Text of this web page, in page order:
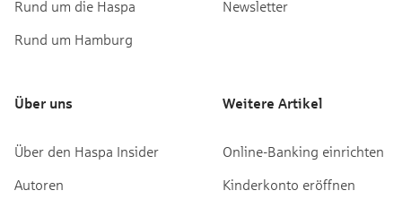
Rund um die Haspa
Rund um Hamburg
Newsletter
Über uns
Über den Haspa Insider
Autoren
Weitere Artikel
Online-Banking einrichten
Kinderkonto eröffnen